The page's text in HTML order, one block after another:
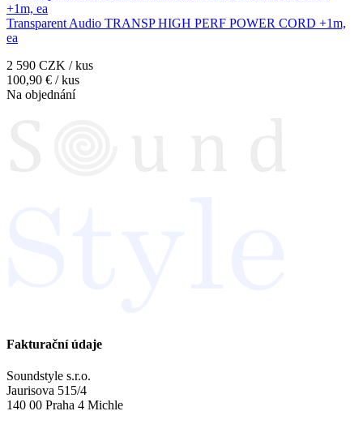
Transparent Audio TRANSP HIGH PERF POWER CORD +1m,
ea
2 590 CZK / kus
100,90 € / kus
Na objednání
Fakturační údaje
Soundstyle s.r.o.
Jaurisova 515/4
140 00 Praha 4 Michle